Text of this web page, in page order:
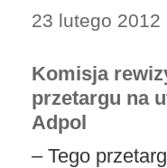
23 lutego 2012
Komisja
przetargu na
Adpol
– Tego